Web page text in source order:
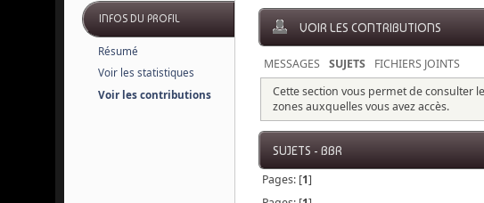
INFOS DU PROFIL
Résumé
Voir les statistiques
Voir les contributions
VOIR LES CONTRIBUTIONS
MESSAGES SUJETS
FICHIERS JOINTS
Cette section vous permet de consulter
zones auxquelles vous avez accès.
SUJETS - BBR
Pages: [1]